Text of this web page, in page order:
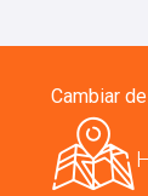
Cambiar